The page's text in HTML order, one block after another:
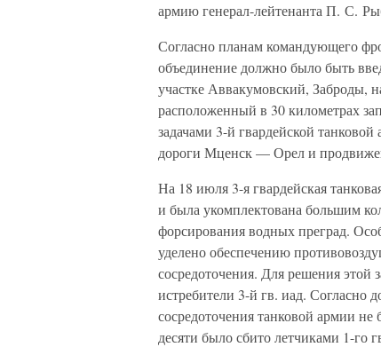
армию генерал-лейтенанта П. С.
Согласно планам командующего
объединение должно было быть
участке Аввакумовский,
расположенный в 30 километрах
задачами 3-й гвардейской
дороги Мценск — Орел и
На 18 июля 3-я гвардейская
и была укомплектована большим
форсирования водных преград.
уделено обеспечению
сосредоточения. Для решения этой
истребители 3-й гв. иад.
сосредоточения танковой армии
десяти было сбито летчиками 1-го